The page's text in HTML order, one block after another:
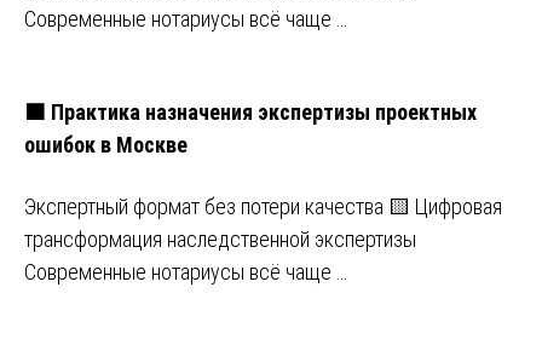
Современные нотариусы всё чаще …
🟧 Практика назначения экспертизы проектных
ошибок в Москве
Экспертный формат без потери качества 🟨 Цифровая
трансформация наследственной экспертизы
Современные нотариусы всё чаще …